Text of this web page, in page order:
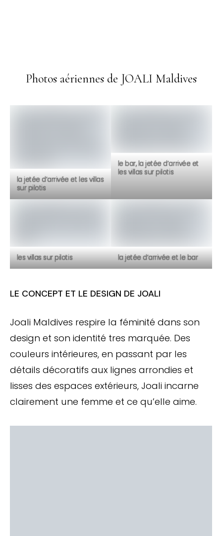
Photos aériennes de JOALI Maldives
la jetée d’arrivée et les villas
sur pilotis
le bar, la jetée d’arrivée et
les villas sur pilotis
les villas sur pilotis la jetée d’arrivée et le bar
LE CONCEPT ET LE DESIGN DE JOALI
Joali Maldives respire la féminité dans son
design et son identité tres marquée. Des
couleurs intérieures, en passant par les
détails décoratifs aux lignes arrondies et
lisses des espaces extérieurs, Joali incarne
clairement une femme et ce qu’elle aime.